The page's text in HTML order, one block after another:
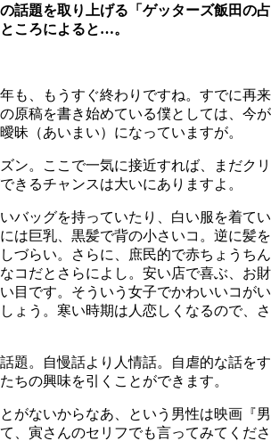
話題を取り上げる「ゲッターズ飯田の占
ころによると…。
も、もうすぐ終わりですね。すでに再来
原稿を書き始めている僕としては、今が
昧（あいまい）になっていますが。
ン。ここで一気に接近すれば、まだクリ
きるチャンスは大いにありますよ。
バッグを持っていたり、白い服を着てい
は巨乳、黒髪で背の小さいコ。逆に髪を
づらい。さらに、庶民的で赤ちょうちん
コだとさらによし。安い店で喜ぶ、お財
目です。そういう女子でかわいいコがい
ょう。寒い時期は人恋しくなるので、さ
題。自慢話より人情話。自虐的な話をす
ちの興味を引くことができます。
がないからなあ、という男性は映画『男
、寅さんのセリフでも言ってみてくださ